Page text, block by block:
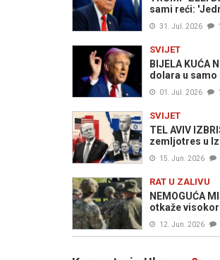
sami reći:
31. Jul. 2026 1
SVIJET
BIJELA KUĆA
dolara u samo
01. Jul. 2026 1
SVIJET
TEL AVIV
zemljotres u
15. Jun. 2026
RAT U ZALIVU
NEMOGUĆA
otkaže
12. Jun. 2026